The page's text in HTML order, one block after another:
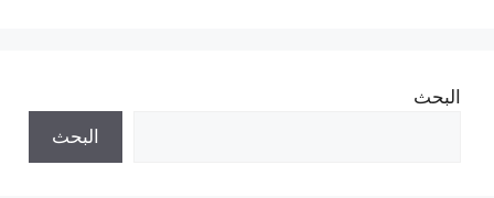
البحث
البحث